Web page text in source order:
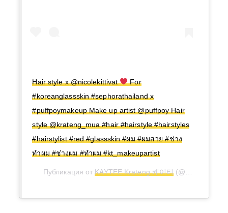
Hair style x @nicolekittivat
For
#koreanglassskin #sephorathailand x
#puffpoymakeup Make up artist @puffpoy Hair
style @krateng_mua #hair #hairstyle #hairstyles
#hairstylist #red #glassskin #ผม #ผมสวย #ช่าง
ทำผม #ช่างผม #ทำผม #kt_makeupartist
Публикация отKAYTEE Krateng 케이티 (@kratengmwah)